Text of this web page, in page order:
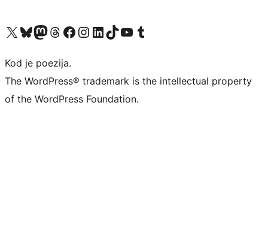
Visit our X (formerly Twitter) account
Visit our Bluesky account
Visit our Mastodon account
Visit our Threads account
Visit our Facebook page
Visit our Instagram account
Visit our LinkedIn account
Visit our TikTok account
Visit our YouTube channel
Visit our Tumblr account
Kod je poezija.
The WordPress® trademark is the intellectual property
of the WordPress Foundation.